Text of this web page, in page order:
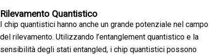
Rilevamento Quantistico
I chip quantistici hanno anche un grande potenziale nel campo
del rilevamento. Utilizzando l’entanglement quantistico e la
sensibilità degli stati entangled, i chip quantistici possono